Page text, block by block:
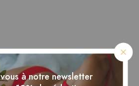
à notre newsletter